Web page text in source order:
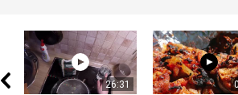
26:31